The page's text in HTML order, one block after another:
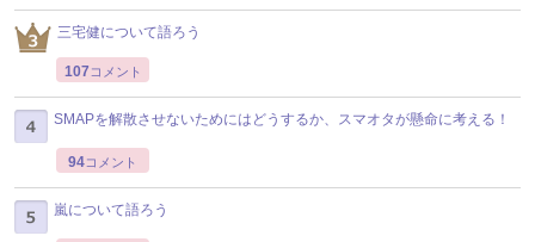
三宅健について語ろう
107 コメント
SMAPを解散させないためにはどうするか、スマオタが懸命に考える！
94コメント
嵐について語ろう